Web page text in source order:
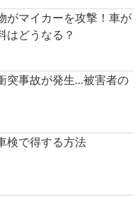
がマイカーを攻撃！車が
はどうなる？
突事故が発生…被害者の
検で得する方法